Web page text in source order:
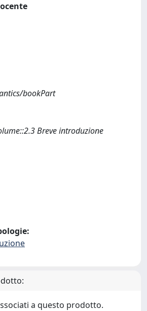
bookPart
Breve introduzione
a questo prodotto.